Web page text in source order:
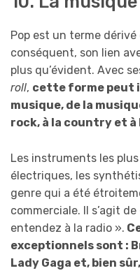
Pop est un terme
conséquent, son lien
plus qu’évident. Avec
roll, cette forme peut
musique, de la
rock, à la country et
Les instruments les
électriques, les
genre qui a été
commerciale. Il s’agit
entendez à la radio ».
exceptionnels sont :
Lady Gaga et, bien